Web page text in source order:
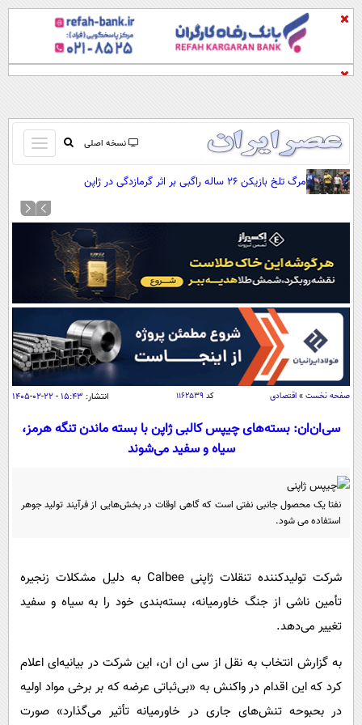
نسخه اصلی
باز
و
کردن
صفحه اول
آرشیو
نظرسنجی
آب و هوا
اوقات شرعی
سواد زندگی
اقتصاد
اقتصادی
خودرو
جامعه
اجتماعی
سلامت
محیط زیست
سفر و تفریح
ورزشی
سیاست خارجی
فرهنگ و هنر
گوناگون
ورزش
خواندنی ها و دیدنی ها
آموزش زبان
مرگ تلخ بازیکن ۲۶ ساله راگبی بر اثر گرمازدگی در ژاپن
صفحه نخست » اقتصادی کد ۱۱۶۲۵۳۹ انتشار: ۱۵:۴۳ - ۲۲-۰۲-۱۴۰۵
سی‌ان‌ان: بسته‌های چیپس کالبی ژاپن با بسته ماندن تنگه هرمز،
سیاه و سفید می‌شوند
نفتا یک محصول جانبی نفتی است که گاهی اوقات در بخش‌هایی از فرآیند تولید جوهر
استفاده می‌ شود.
شرکت تولیدکننده تنقلات ژاپنی Calbee به دلیل مشکلات زنجیره
تأمین ناشی از جنگ خاورمیانه، بسته‌بندی خود را به سیاه و سفید
تغییر می‌دهد.
به گزارش انتخاب به نقل از سی ان ان، این شرکت در بیانیه‌ای اعلام
کرد که این اقدام در واکنش به «بی‌ثباتی عرضه که بر برخی مواد اولیه
در بحبوحه تنش‌های جاری در خاورمیانه تأثیر می‌گذارد» صورت